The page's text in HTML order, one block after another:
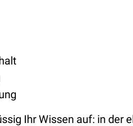
Ihr Wissen auf: in der